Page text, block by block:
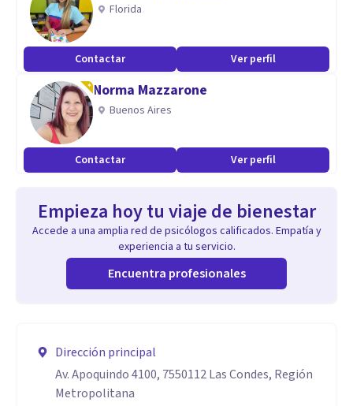
Florida
Contactar Ver perfil
Norma Mazzarone
Buenos Aires
Contactar Ver perfil
Empieza hoy tu viaje de bienestar
Accede a una amplia red de psicólogos calificados. Empatía y
experiencia a tu servicio.
Encuentra profesionales
Dirección principal
Av. Apoquindo 4100, 7550112 Las Condes, Región
Metropolitana